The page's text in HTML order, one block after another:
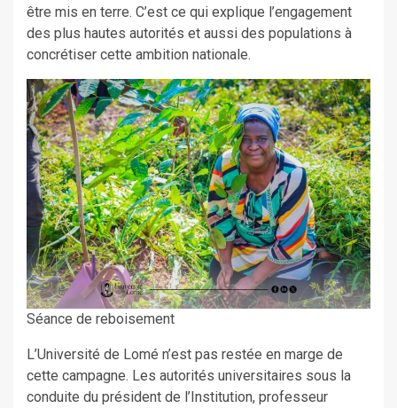
être mis en terre. C’est ce qui explique l’engagement
des plus hautes autorités et aussi des populations à
concrétiser cette ambition nationale.
Séance de reboisement
L’Université de Lomé n’est pas restée en marge de
cette campagne. Les autorités universitaires sous la
conduite du président de l’Institution, professeur